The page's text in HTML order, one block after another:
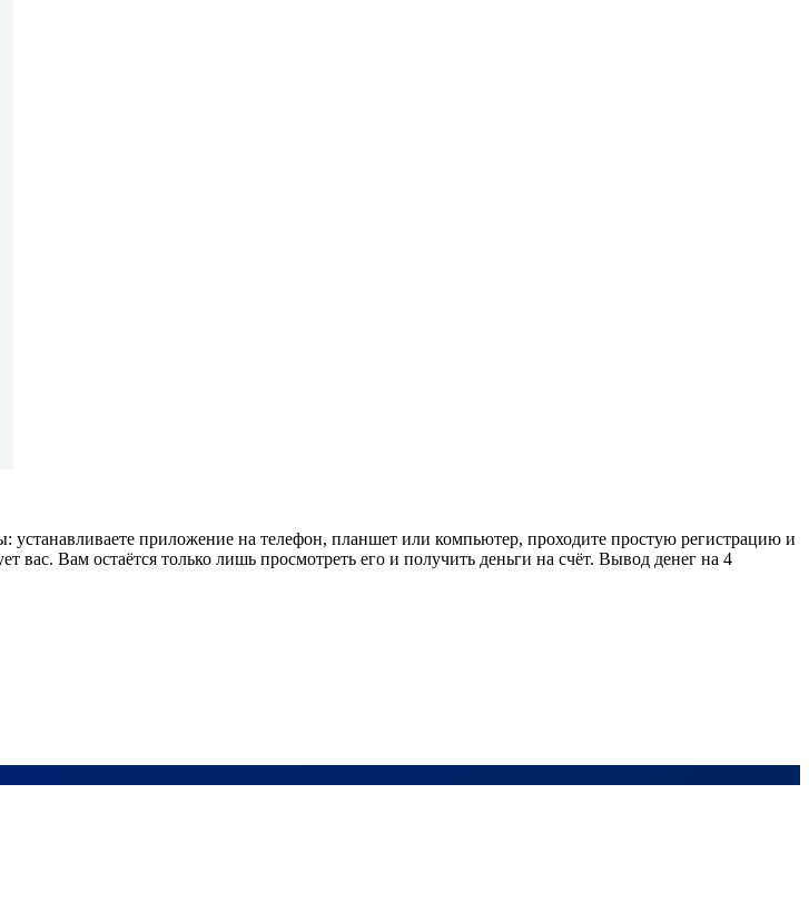
приложение на телефон, планшет или компьютер, проходите простую регистрацию и
Вам остаётся только лишь просмотреть его и получить деньги на счёт. Вывод денег на 4